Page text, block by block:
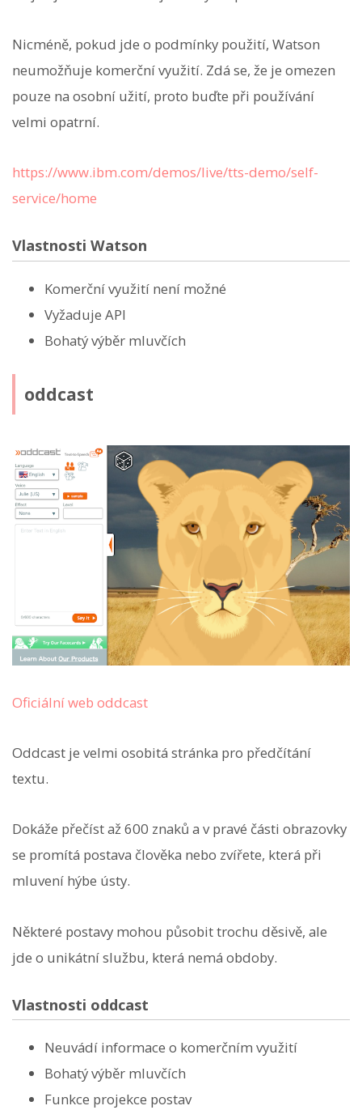
Nicméně, pokud jde o podmínky použití, Watson
neumožňuje komerční využití. Zdá se, že je omezen
pouze na osobní užití, proto buďte při používání
velmi opatrní.
https://www.ibm.com/demos/live/tts-demo/self-
service/home
Vlastnosti Watson
Komerční využití není možné
Vyžaduje API
Bohatý výběr mluvčích
oddcast
Oficiální web oddcast
Oddcast je velmi osobitá stránka pro předčítání
textu.
Dokáže přečíst až 600 znaků a v pravé části obrazovky
se promítá postava člověka nebo zvířete, která při
mluvení hýbe ústy.
Některé postavy mohou působit trochu děsivě, ale
jde o unikátní službu, která nemá obdoby.
Vlastnosti oddcast
Neuvádí informace o komerčním využití
Bohatý výběr mluvčích
Funkce projekce postav